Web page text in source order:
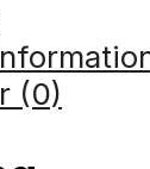
(0)